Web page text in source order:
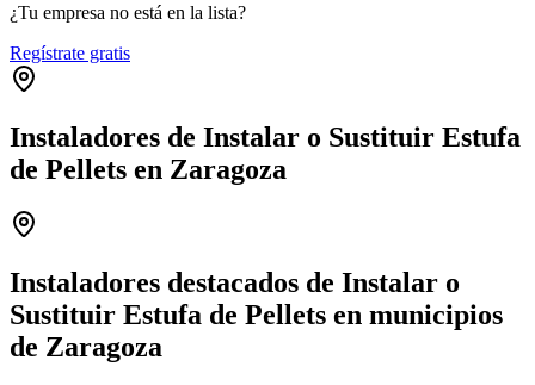
¿Tu empresa no está en la lista?
Regístrate gratis
Instaladores de Instalar o Sustituir Estufa
de Pellets en Zaragoza
−
Instaladores destacados de Instalar o
Sustituir Estufa de Pellets en municipios
de Zaragoza